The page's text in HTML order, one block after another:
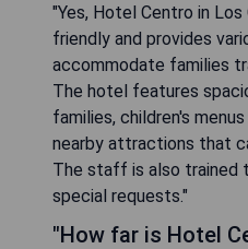
"Yes, Hotel Centro in
friendly and provides
accommodate families
The hotel features
families, children's
nearby attractions that
The staff is also trained
special requests."
"How far is Hotel